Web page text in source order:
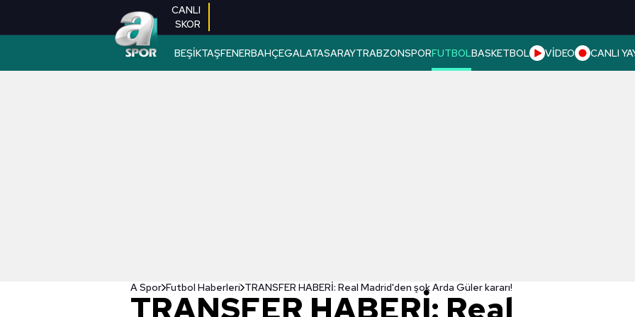
CANLI
SKOR
BEŞİKTAŞFENERBAHÇEGALATASARAYTRABZONSPORFUTBOLBASKETBOL VİDEO CANLI
A Spor Futbol Haberleri TRANSFER HABERİ: Real Madrid'den şok Arda Güler kararı!
TRANSFER HABERİ: Real